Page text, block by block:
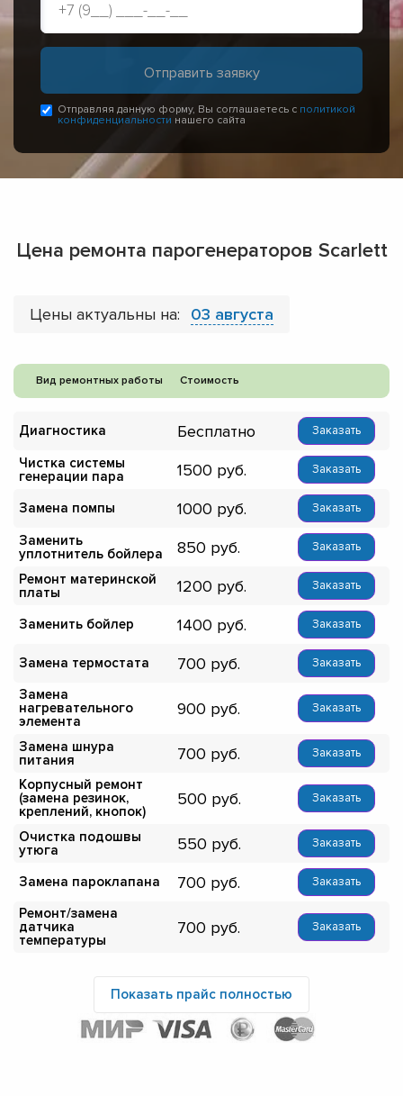
Отправляя данную форму, Вы соглашаетесь с политикой
конфиденциальности нашего сайта
Цена ремонта парогенераторов Scarlett
Цены актуальны на: 03 августа
Вид ремонтных работы Стоимость
Диагностика Бесплатно Заказать
Чистка системы
генерации пара
1500 Заказать
Замена помпы 1000 Заказать
Заменить
уплотнитель бойлера
850 Заказать
Ремонт материнской
платы
1200 Заказать
Заменить бойлер 1400 Заказать
Замена термостата 700 Заказать
Замена
нагревательного
элемента
900 Заказать
Замена шнура
питания
700 Заказать
Корпусный ремонт
(замена резинок,
креплений, кнопок)
500 Заказать
Очистка подошвы
утюга
550 Заказать
Замена пароклапана 700 Заказать
Ремонт/замена
датчика
температуры
700 Заказать
Показать прайс полностью